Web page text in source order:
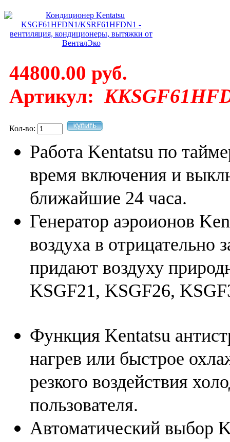
44800.00 руб.
Артикул:
Кол-во:
Работа Kentatsu по
время включения и
ближайшие 24 часа.
Генератор аэроионов
воздуха в
придают воздуху
KSGF21, KSGF26,
Функция Kentatsu
нагрев или быстрое
резкого воздействия
пользователя.
Автоматический выбор